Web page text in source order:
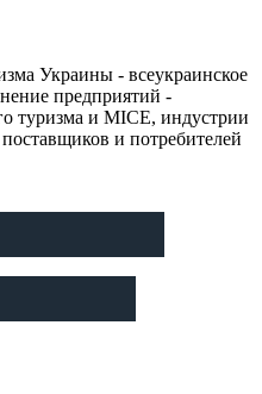
Украины - всеукраинское
предприятий -
туризма и MICE, индустрии
и потребителей